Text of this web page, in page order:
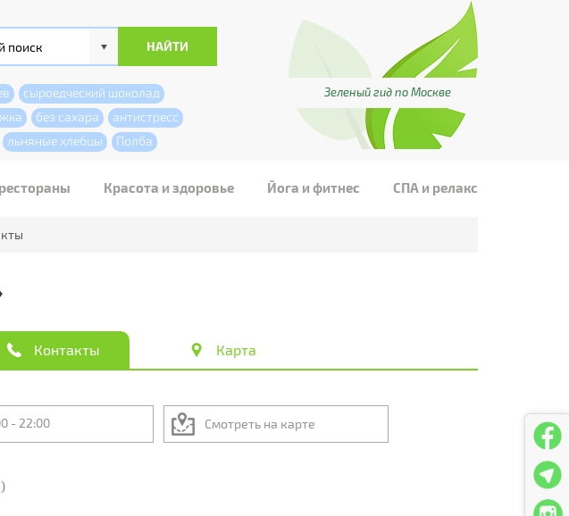
сыроедческий шоколад
без сахара
антистресс
льняные хлебцы Полба
Зеленый гид по Москве
Красота и здоровье Йога и фитнес СПА и релакс
Контакты Карта
- 22:00 Смотреть на карте